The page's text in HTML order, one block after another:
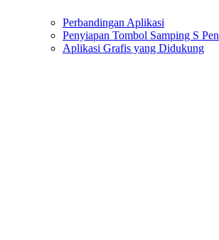
Perbandingan Aplikasi
Penyiapan Tombol Samping S Pen
Aplikasi Grafis yang Didukung